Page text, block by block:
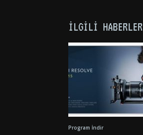
İLGILI HABERLER
Program İndir